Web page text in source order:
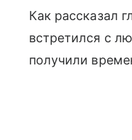
Как рассказал
встретился с
получили